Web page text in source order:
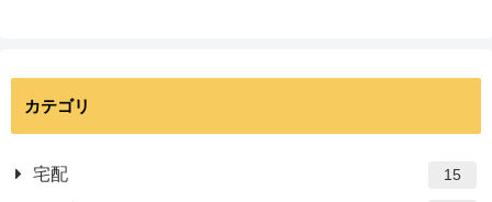
カテゴリ
宅配 15